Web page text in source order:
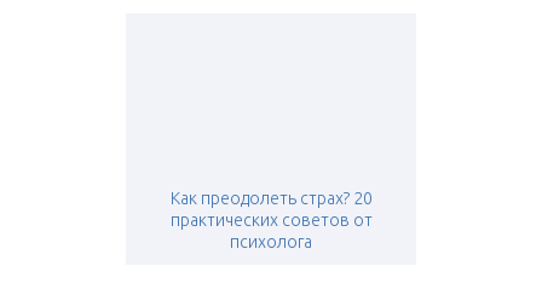
Как преодолеть страх? 20
практических советов от
психолога